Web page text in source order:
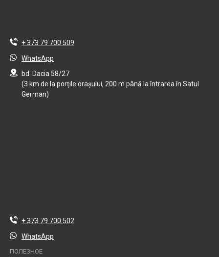
+ 373 79 700 509
WhatsApp
bd. Dacia 58/27
(3 km de la porțile orașului, 200 m până la întrarea în Satul
German)
+ 373 79 700 502
WhatsApp
ПОЛЕЗНОЕ